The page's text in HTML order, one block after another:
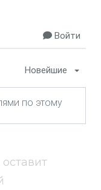
Войти
Новейшие